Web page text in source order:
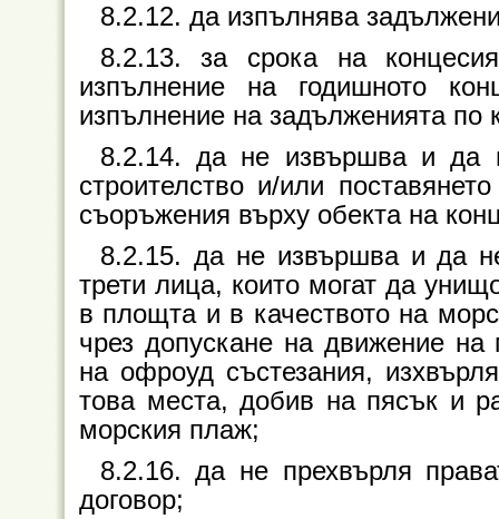
8.2.12. да изпълнява
8.2.13. за срока на
изпълнение на годишното
изпълнение на задълженията по
8.2.14. да не извършва и да
строителство и/или
съоръжения върху обекта на
8.2.15. да не извършва и да
трети лица, които могат да
в площта и в качеството на
чрез допускане на движение на
на офроуд състезания,
това места, добив на пясък и
морския плаж;
8.2.16. да не прехвърля
договор;